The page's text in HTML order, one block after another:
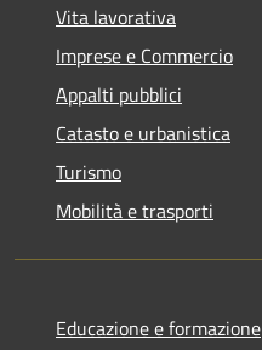
Vita lavorativa
Imprese e Commercio
Appalti pubblici
Catasto e urbanistica
Turismo
Mobilità e trasporti
Educazione e formazione